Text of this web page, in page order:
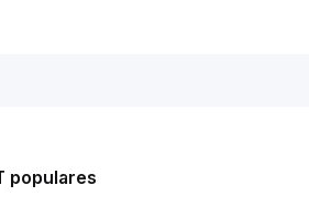
populares